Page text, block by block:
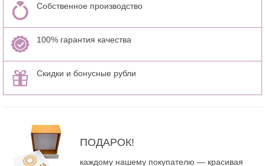
Собственное производство
100% гарантия качества
Скидки и бонусные рубли
ПОДАРОК!
каждому нашему покупателю — красивая